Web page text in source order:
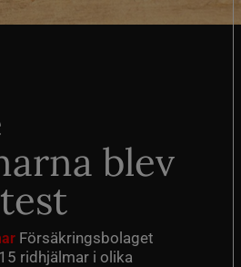
blev
Försäkringsbolaget
ridhjälmar i olika